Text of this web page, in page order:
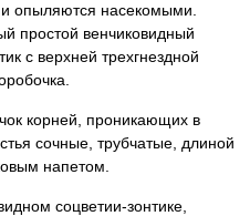
опыляются насекомыми.
простой венчиковидный
с верхней трехгнездной
корней, проникающих в
сочные, трубчатые, длиной
напетом.
соцветии-зонтике,